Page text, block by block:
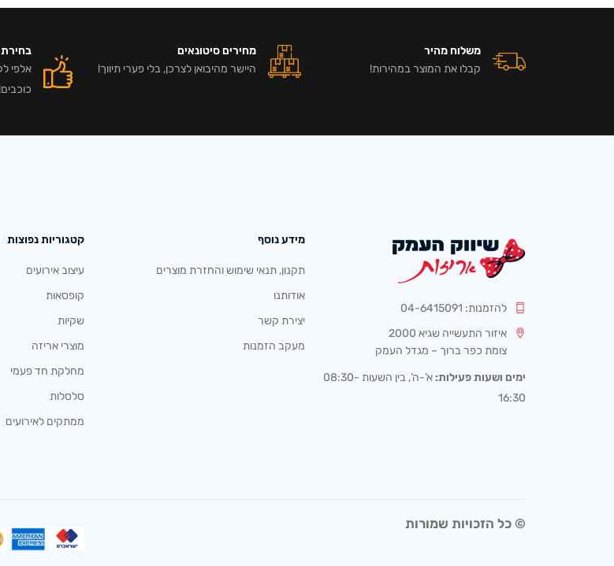
משלוח מהיר
קבלו את המוצר במהירות!
מחירים סיטונאים
היישר מהיבואן לצרכן, בלי פערי תיווך!
כוכבים!
להזמנות: 04-6415091
איזור התעשייה שגיא 2000
צומת כפר ברוך – מגדל העמק
ימים ושעות פעילות:
א’-ה’, בין השעות 08:30-
16:30
מידע נוסף
תקנון, תנאי שימוש והחזרת מוצרים
אודותנו
יצירת קשר
מעקב הזמנות
קטגוריות נפוצות
עיצוב אירועים
קופסאות
שקיות
מוצרי אריזה
מחלקת חד פעמי
סלסלות
ממתקים לאירועים
© כל הזכויות שמורות